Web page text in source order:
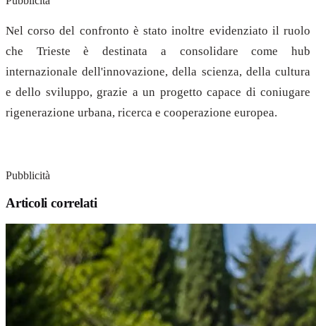
Nel corso del confronto è stato inoltre evidenziato il ruolo
che Trieste è destinata a consolidare come hub
internazionale dell'innovazione, della scienza, della cultura
e dello sviluppo, grazie a un progetto capace di coniugare
rigenerazione urbana, ricerca e cooperazione europea.
Pubblicità
Articoli correlati